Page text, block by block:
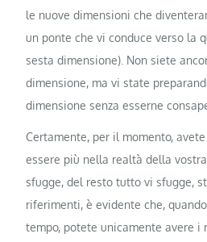
le nuove dimensioni che
un ponte che vi conduce verso la
sesta dimensione). Non siete
dimensione, ma vi state
dimensione senza esserne
Certamente, per il momento,
essere più nella realtà della
sfugge, del resto tutto vi sfugge,
riferimenti, è evidente che,
tempo, potete unicamente avere